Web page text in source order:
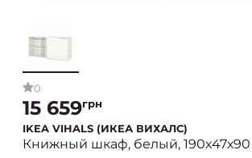
0
15 659грн
IKEA VIHALS (ИКЕА ВИХАЛС)
Книжный шкаф, белый,